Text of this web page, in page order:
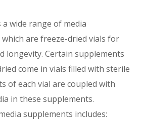
wide range of media
are freeze-dried vials for
longevity. Certain supplements
come in vials filled with sterile
of each vial are coupled with
in these supplements.
supplements includes: